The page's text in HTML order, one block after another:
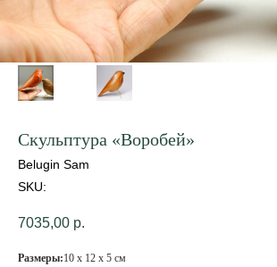
Скульптура «Воробей»
Belugin Sam
SKU:
7035,00 р.
Размеры:10 х 12 х 5 см